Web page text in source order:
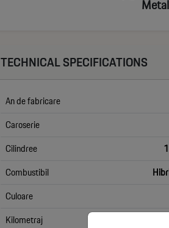
TECHNICAL SPECIFICATIONS
An de fabricare
Caroserie
Cilindree
Combustibil
Culoare
Kilometraj